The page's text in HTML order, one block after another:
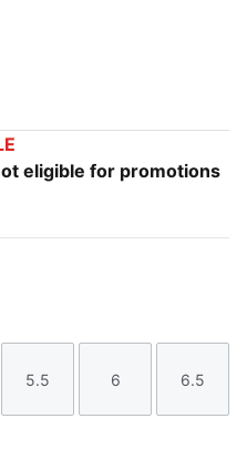
eligible for promotions
Talla
5.5
Talla
6
Talla
6.5